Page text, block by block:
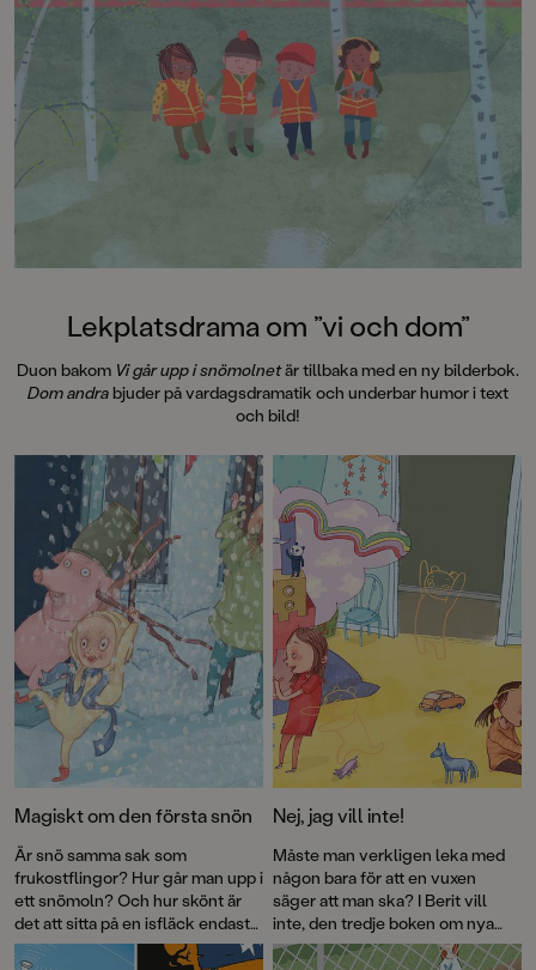
Lekplatsdrama om ”vi och dom”
Duon bakom Vi går upp i snömolnetär tillbaka med en ny bilderbok.
Dom andra bjuder på vardagsdramatik och underbar humor i text
och bild!
Magiskt om den första snön
Är snö samma sak som
frukostflingor? Hur går man upp i
ett snömoln? Och hur skönt är
det att sitta på en isfläck endast
iklädd en bebisbody? Jenny
Nej, jag vill inte!
Måste man verkligen leka med
någon bara för att en vuxen
säger att man ska? I Berit vill
inte, den tredje boken om nya
favoritkaraktären Berit, tussas